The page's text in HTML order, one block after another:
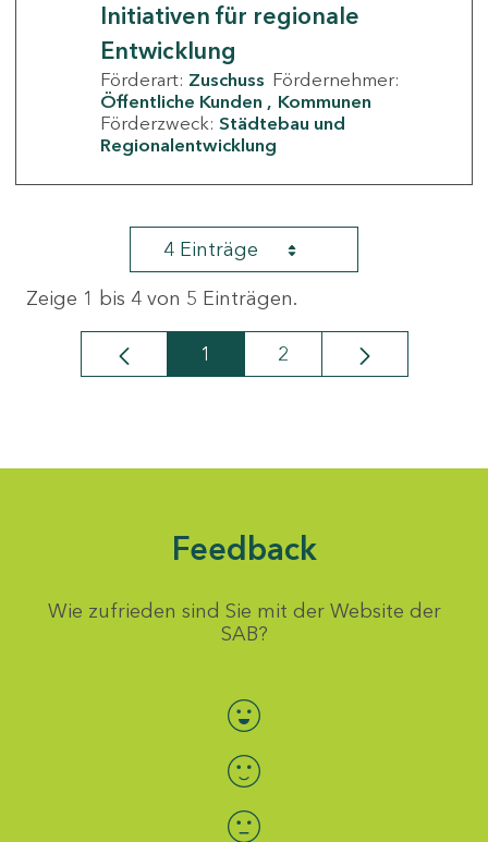
Initiativen für regionale
Entwicklung
Förderart: Zuschuss Fördernehmer:
Öffentliche Kunden
Kommunen
Förderzweck: Städtebau und
Regionalentwicklung
4 Einträge
Zeige 1 bis 4 von 5 Einträgen.
Seite
1 Seite
2
Feedback
Wie zufrieden sind Sie mit der Website der
SAB?
Bewertung auswählen